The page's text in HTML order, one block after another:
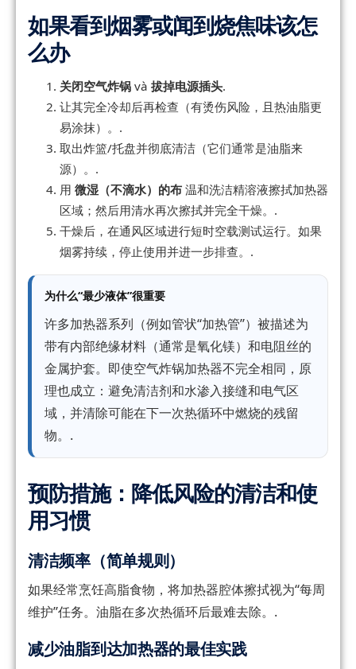
如果看到烟雾或闻到烧焦味该怎
么办
关闭空气炸锅 và 拔掉电源插头.
让其完全冷却后再检查（有烫伤风险，且热油脂更
易涂抹）。.
取出炸篮/托盘并彻底清洁（它们通常是油脂来
源）。.
用 微湿（不滴水）的布 温和洗洁精溶液擦拭加热器
区域；然后用清水再次擦拭并完全干燥。.
干燥后，在通风区域进行短时空载测试运行。如果
烟雾持续，停止使用并进一步排查。.
为什么“最少液体”很重要
许多加热器系列（例如管状“加热管”）被描述为
带有内部绝缘材料（通常是氧化镁）和电阻丝的
金属护套。即使空气炸锅加热器不完全相同，原
理也成立：避免清洁剂和水渗入接缝和电气区
域，并清除可能在下一次热循环中燃烧的残留
物。.
预防措施：降低风险的清洁和使
用习惯
清洁频率（简单规则）
如果经常烹饪高脂食物，将加热器腔体擦拭视为“每周
维护”任务。油脂在多次热循环后最难去除。.
减少油脂到达加热器的最佳实践